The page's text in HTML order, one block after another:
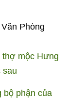
Phòng
thợ mộc Hưng
sau
bộ phận của